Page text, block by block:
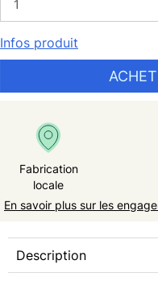
Infos produit
Fabrication
locale
En savoir plus sur les
Description